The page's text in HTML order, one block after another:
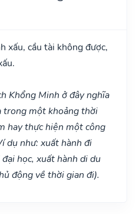
xấu, cầu tài không được,
Khổng Minh ở đây nghĩa
trong một khoảng thời
hay thực hiện một công
dụ như: xuất hành đi
học, xuất hành di du
động về thời gian đi).